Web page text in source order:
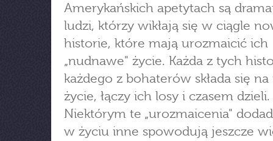
Amerykańskich apetytach są
ludzi, którzy wikłają się w ciągle
historie, które mają urozmaicić ich
„nudnawe" życie. Każda z tych
każdego z bohaterów składa się na
życie, łączy ich losy i czasem dzieli.
Niektórym te „urozmaicenia"
w życiu inne spowodują jeszcze